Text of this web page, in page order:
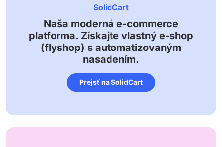
SolidCart
Naša moderná e-commerce
platforma. Získajte vlastný e-shop
(flyshop) s automatizovaným
nasadením.
Prejsť na SolidCart